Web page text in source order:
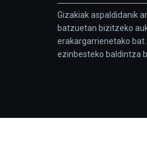
Gizakiak aspaldidanik
batzuetan bizitzeko
erakargarrienetako
ezinbesteko baldintza